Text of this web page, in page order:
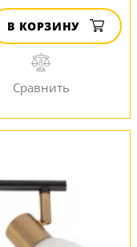
В КОРЗИНУ